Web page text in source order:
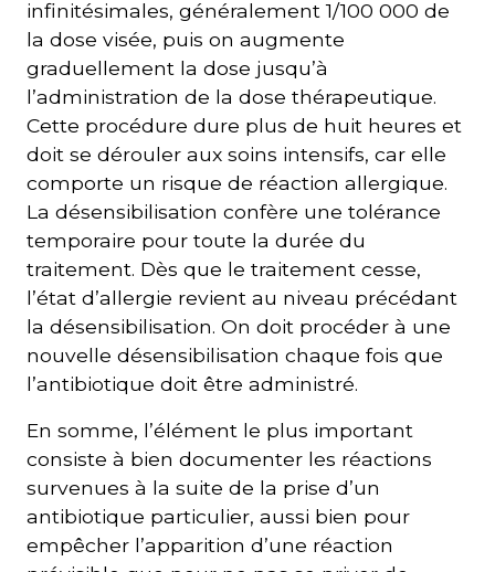
infinitésimales, généralement 1/100 000 de
la dose visée, puis on augmente
graduellement la dose jusqu’à
l’administration de la dose thérapeutique.
Cette procédure dure plus de huit heures et
doit se dérouler aux soins intensifs, car elle
comporte un risque de réaction allergique.
La désensibilisation confère une tolérance
temporaire pour toute la durée du
traitement. Dès que le traitement cesse,
l’état d’allergie revient au niveau précédant
la désensibilisation. On doit procéder à une
nouvelle désensibilisation chaque fois que
l’antibiotique doit être administré.
En somme, l’élément le plus important
consiste à bien documenter les réactions
survenues à la suite de la prise d’un
antibiotique particulier, aussi bien pour
empêcher l’apparition d’une réaction